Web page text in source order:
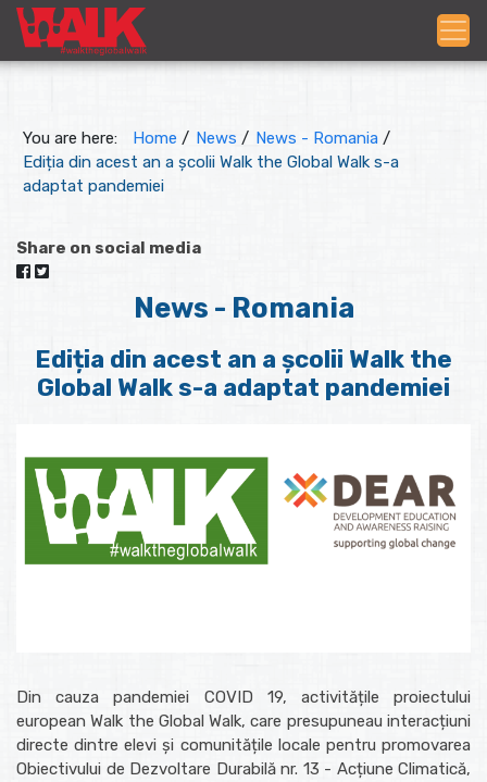
You are here: Home / News / News - Romania /
Ediția din acest an a școlii Walk the Global Walk s-a
adaptat pandemiei
Share on social media
News - Romania
Ediția din acest an a școlii Walk the
Global Walk s-a adaptat pandemiei
Din cauza pandemiei COVID 19, activitățile proiectului
european Walk the Global Walk, care presupuneau interacțiuni
directe dintre elevi și comunitățile locale pentru promovarea
Obiectivului de Dezvoltare Durabilă nr. 13 - Acțiune Climatică,